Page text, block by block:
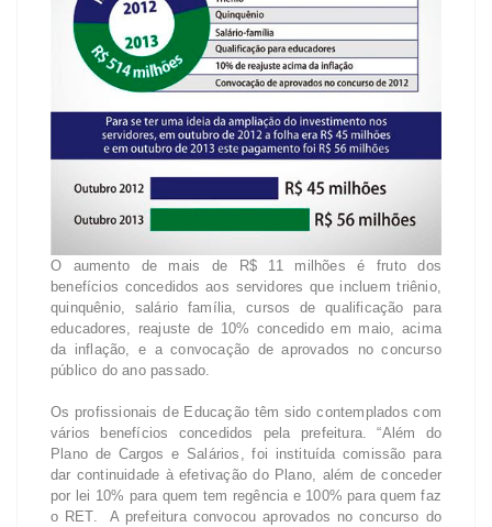
O aumento de mais de R$ 11 milhões é fruto dos
benefícios concedidos aos servidores que incluem triênio,
quinquênio, salário família, cursos de qualificação para
educadores, reajuste de 10% concedido em maio, acima
da inflação, e a convocação de aprovados no concurso
público do ano passado.
Os profissionais de Educação têm sido contemplados com
vários benefícios concedidos pela prefeitura. “Além do
Plano de Cargos e Salários, foi instituída comissão para
dar continuidade à efetivação do Plano, além de conceder
por lei 10% para quem tem regência e 100% para quem faz
o RET. A prefeitura convocou aprovados no concurso do